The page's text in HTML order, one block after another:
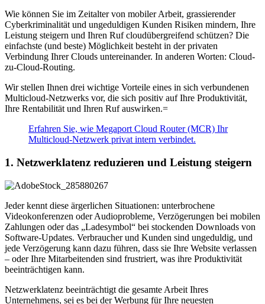
Wie können Sie im Zeitalter von mobiler Arbeit, grassierender
Cyberkriminalität und ungeduldigen Kunden Risiken mindern, Ihre
Leistung steigern und Ihren Ruf cloudübergreifend schützen? Die
einfachste (und beste) Möglichkeit besteht in der privaten
Verbindung Ihrer Clouds untereinander. In anderen Worten: Cloud-
zu-Cloud-Routing.
Wir stellen Ihnen drei wichtige Vorteile eines in sich verbundenen
Multicloud-Netzwerks vor, die sich positiv auf Ihre Produktivität,
Ihre Rentabilität und Ihren Ruf auswirken.=
Erfahren Sie, wie Megaport Cloud Router (MCR) Ihr
Multicloud-Netzwerk privat intern verbindet.
1. Netzwerklatenz reduzieren und Leistung steigern
Jeder kennt diese ärgerlichen Situationen: unterbrochene
Videokonferenzen oder Audioprobleme, Verzögerungen bei mobilen
Zahlungen oder das „Ladesymbol“ bei stockenden Downloads von
Software-Updates. Verbraucher und Kunden sind ungeduldig, und
jede Verzögerung kann dazu führen, dass sie Ihre Website verlassen
– oder Ihre Mitarbeitenden sind frustriert, was ihre Produktivität
beeinträchtigen kann.
Netzwerklatenz beeinträchtigt die gesamte Arbeit Ihres
Unternehmens, sei es bei der Werbung für Ihre neuesten